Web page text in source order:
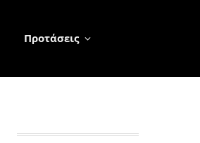
Προτάσεις